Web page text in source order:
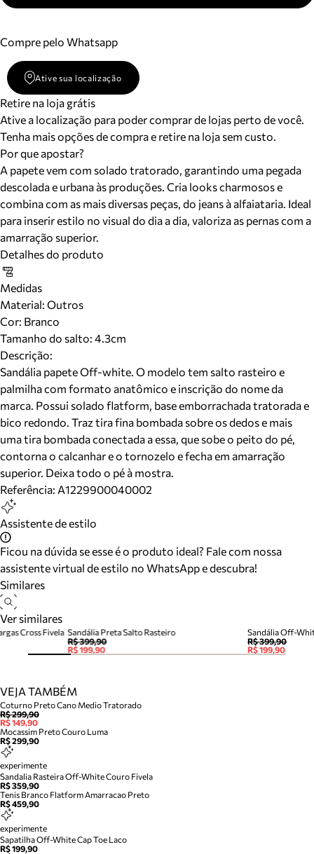
Compre pelo Whatsapp
Ative sua localização
Retire na loja grátis
Ative a localização para poder comprar de lojas perto de você.
Tenha mais opções de compra e retire na loja sem custo.
Por que apostar?
A papete vem com solado tratorado, garantindo uma pegada
descolada e urbana às produções. Cria looks charmosos e
combina com as mais diversas peças, do jeans à alfaiataria. Ideal
para inserir estilo no visual do dia a dia, valoriza as pernas com a
amarração superior.
Detalhes do produto
Medidas
Material: Outros
Cor: Branco
Tamanho do salto: 4.3cm
Descrição:
Sandália papete Off-white. O modelo tem salto rasteiro e
palmilha com formato anatômico e inscrição do nome da
marca. Possui solado flatform, base emborrachada tratorada e
bico redondo. Traz tira fina bombada sobre os dedos e mais
uma tira bombada conectada a essa, que sobe o peito do pé,
contorna o calcanhar e o tornozelo e fecha em amarração
superior. Deixa todo o pé à mostra.
Referência: A1229900040002
Assistente de estilo
Ficou na dúvida se esse é o produto ideal? Fale com nossa
assistente virtual de estilo no WhatsApp e descubra!
Similares
Ver similares
Sandália Preta Salto Rasteiro
R$ 399,90
R$ 199,90
Sandália Off-
R$ 399,90
R$ 199,90
Cross Fivela
VEJA TAMBÉM
Coturno Preto Cano Medio Tratorado
R$ 299,90
R$ 149,90
Mocassim Preto Couro Luma
R$ 299,90
experimente
Sandalia Rasteira Off-White Couro Fivela
R$ 359,90
Tenis Branco Flatform Amarracao Preto
R$ 459,90
experimente
Sapatilha Off-White Cap Toe Laco
R$ 199,90